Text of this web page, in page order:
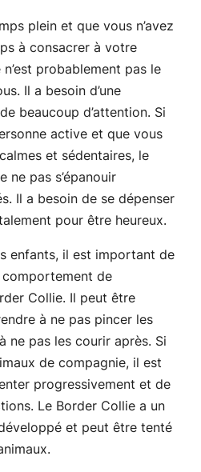
plein et que vous n’avez
à consacrer à votre
probablement pas le
Il a besoin d’une
beaucoup d’attention. Si
active et que vous
et sédentaires, le
ne pas s’épanouir
Il a besoin de se dépenser
pour être heureux.
enfants, il est important de
de
Collie. Il peut être
à ne pas pincer les
ne pas les courir après. Si
de compagnie, il est
progressivement et de
Le Border Collie a un
et peut être tenté